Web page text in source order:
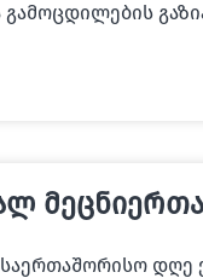
გამოცდილების
საერთაშორისო დღე